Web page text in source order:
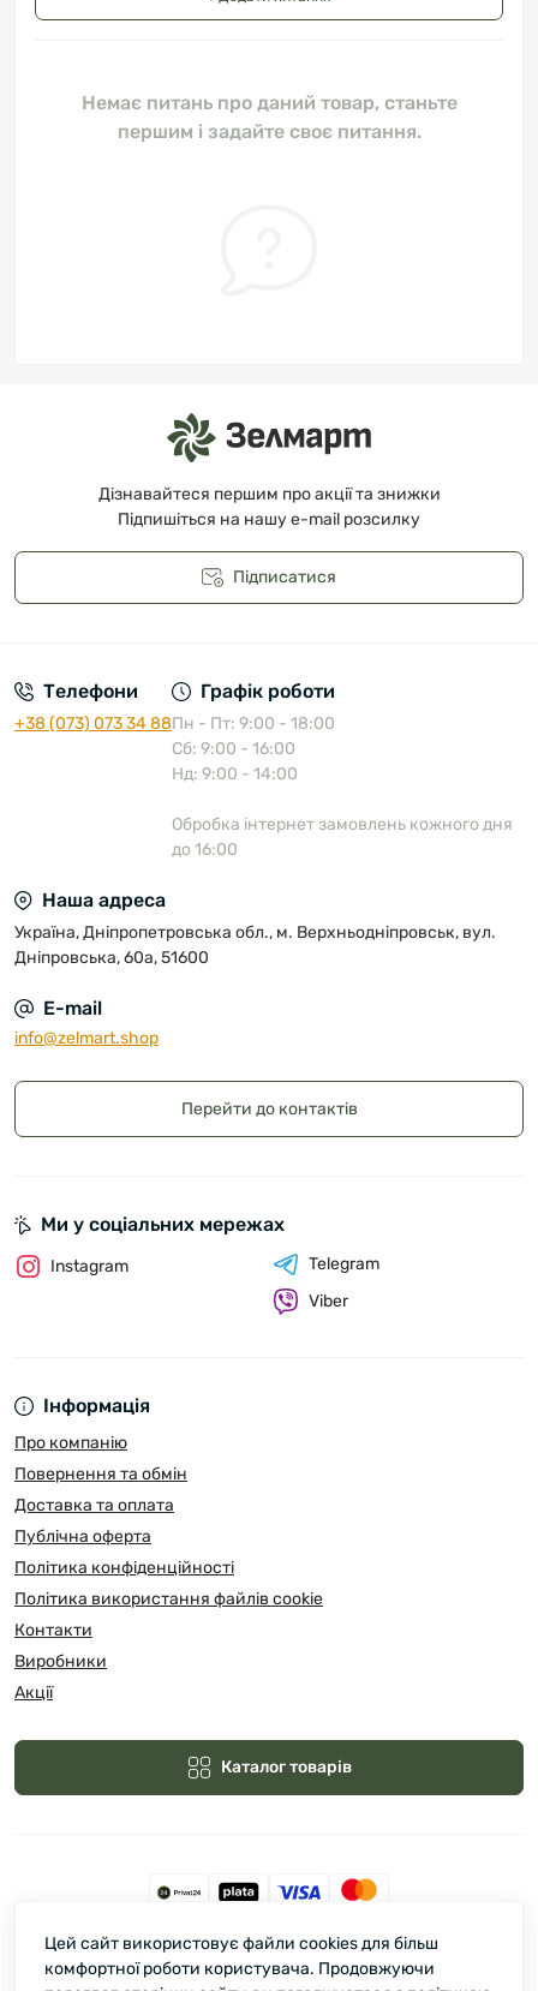
Немає питань про даний товар, станьте
першим і задайте своє питання.
Дізнавайтеся першим про акції та знижки
Підпишіться на нашу e-mail розсилку
Підписатися
Телефони
+38 (073) 073 34 88
Графік роботи
Пн - Пт: 9:00 - 18:00
Сб: 9:00 - 16:00
Нд: 9:00 - 14:00
Обробка інтернет замовлень кожного дня
до 16:00
Наша адреса
Україна, Дніпропетровська обл., м. Верхньодніпровськ, вул.
Дніпровська, 60а, 51600
E-mail
info@zelmart.shop
Перейти до контактів
Інформація
Про компанію
Повернення та обмін
Доставка та оплата
Публічна оферта
Політика конфіденційності
Політика використання файлів cookie
Контакти
Виробники
Акції
Каталог товарів
Ми у соціальних мережах
Instagram
Telegram
Viber
Зелмарт © 2026
Цей сайт використовує файли cookies для більш
комфортної роботи користувача. Продовжуючи